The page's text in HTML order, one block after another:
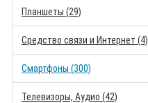
Планшеты (29)
Средство связи и Интернет (4)
Смартфоны (300)
Телевизоры, Аудио (42)